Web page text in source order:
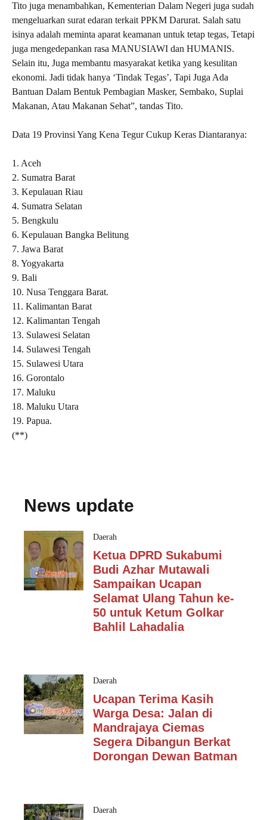
Tito juga menambahkan, Kementerian Dalam Negeri juga sudah
mengeluarkan surat edaran terkait PPKM Darurat. Salah satu
isinya adalah meminta aparat keamanan untuk tetap tegas, Tetapi
juga mengedepankan rasa MANUSIAWI dan HUMANIS.
Selain itu, Juga membantu masyarakat ketika yang kesulitan
ekonomi. Jadi tidak hanya ‘Tindak Tegas’, Tapi Juga Ada
Bantuan Dalam Bentuk Pembagian Masker, Sembako, Suplai
Makanan, Atau Makanan Sehat”, tandas Tito.
Data 19 Provinsi Yang Kena Tegur Cukup Keras Diantaranya:
1. Aceh
2. Sumatra Barat
3. Kepulauan Riau
4. Sumatra Selatan
5. Bengkulu
6. Kepulauan Bangka Belitung
7. Jawa Barat
8. Yogyakarta
9. Bali
10. Nusa Tenggara Barat.
11. Kalimantan Barat
12. Kalimantan Tengah
13. Sulawesi Selatan
14. Sulawesi Tengah
15. Sulawesi Utara
16. Gorontalo
17. Maluku
18. Maluku Utara
19. Papua.
(**)
News update
Daerah
Ketua DPRD Sukabumi
Budi Azhar Mutawali
Sampaikan Ucapan
Selamat Ulang Tahun ke-
50 untuk Ketum Golkar
Bahlil Lahadalia
Daerah
Ucapan Terima Kasih
Warga Desa: Jalan di
Mandrajaya Ciemas
Segera Dibangun Berkat
Dorongan Dewan Batman
Daerah